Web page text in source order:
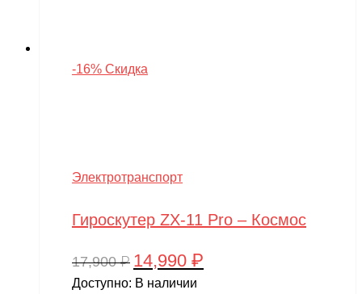
-16% Скидка
Электротранспорт
Гироскутер ZX-11 Pro – Космос
17,900₽ Первоначальная
цена
14,990 ₽
Доступно: В наличии